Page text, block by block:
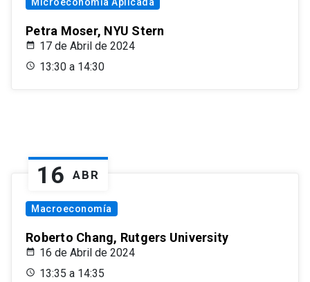
Petra Moser, NYU Stern
17 de Abril de 2024
13:30 a 14:30
16 ABR
Macroeconomía
Roberto Chang, Rutgers University
16 de Abril de 2024
13:35 a 14:35